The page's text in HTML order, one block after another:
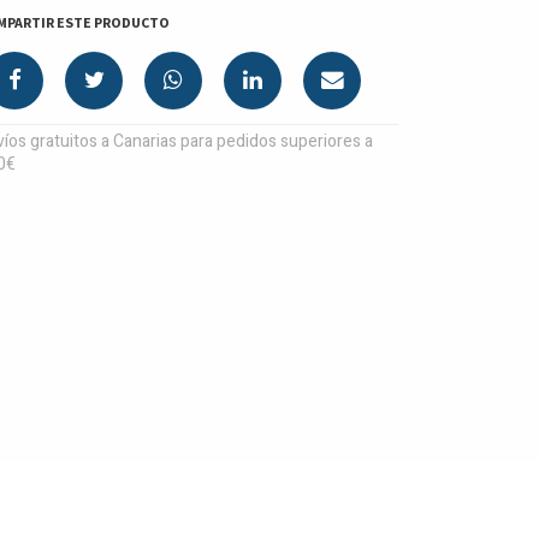
ESTE PRODUCTO
gratuitos a Canarias para pedidos superiores a